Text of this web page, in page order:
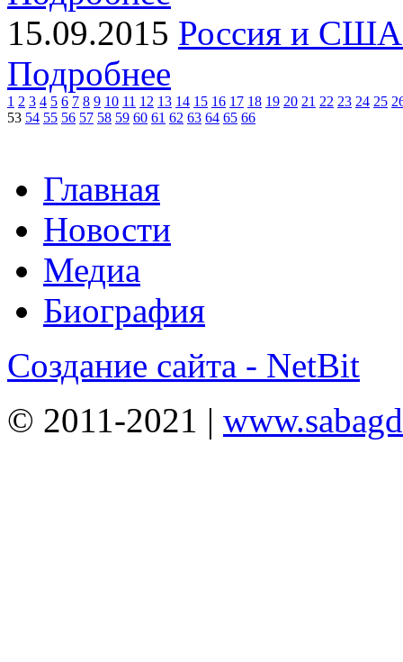
15.09.2015 Россия и США:
Подробнее
1 2 3 4 5 6 7 8 9 10 11 12 13 14 15 16 17 18 19 20 21 22 23 24 25
53 54 55 56 57 58 59 60 61 62 63 64 65 66
Главная
Новости
Медиа
Биография
Создание сайта - NetBit
© 2011-2021 |